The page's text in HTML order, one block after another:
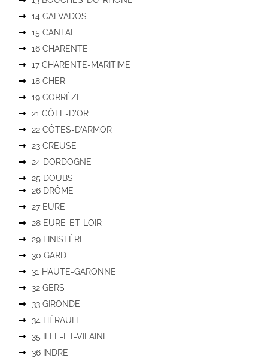
14 CALVADOS
15 CANTAL
16 CHARENTE
17 CHARENTE-MARITIME
18 CHER
19 CORRÈZE
21 CÔTE-D'OR
22 CÔTES-D'ARMOR
23 CREUSE
24 DORDOGNE
25 DOUBS
26 DRÔME
27 EURE
28 EURE-ET-LOIR
29 FINISTÈRE
30 GARD
31 HAUTE-GARONNE
32 GERS
33 GIRONDE
34 HÉRAULT
35 ILLE-ET-VILAINE
36 INDRE